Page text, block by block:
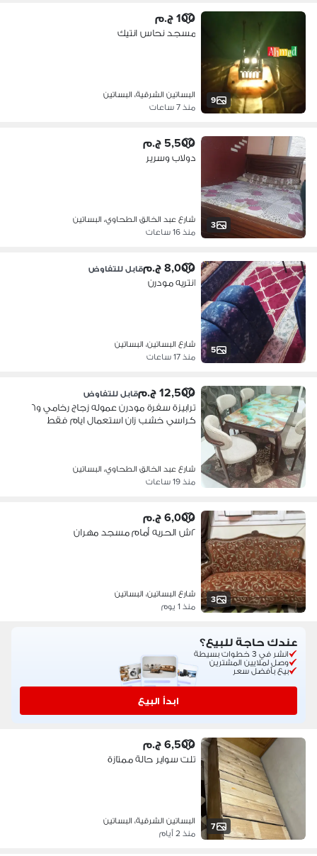
9
100 ج.م
مسجد نحاس انتيك
البساتين الشرقية، البساتين
منذ 7 ساعات
3
5,500 ج.م
دولاب وسرير
شارع عبد الخالق الطحاوي، البساتين
منذ 16 ساعات
5
8,000 ج.م قابل للتفاوض
انتريه مودرن
شارع البساتين، البساتين
منذ 17 ساعات
12,500 ج.م قابل للتفاوض
ترابيزة سفرة مودرن عموله زجاج رخامي و٦
كراسي خشب زان استعمال ايام فقط
شارع عبد الخالق الطحاوي، البساتين
منذ 19 ساعات
3
6,000 ج.م
٢ش الحريه أمام مسجد مهران
شارع البساتين، البساتين
منذ 1 يوم
عندك حاجة للبيع؟
انشر في 3 خطوات بسيطة
وصل لملايين المشترين
بيع بأفضل سعر
ابدأ البيع
7
6,500 ج.م
تلت سواير حالة ممتازة
البساتين الشرقية، البساتين
منذ 2 أيام